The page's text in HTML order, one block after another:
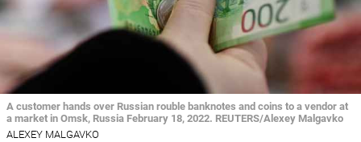
A customer hands over Russian rouble banknotes and coins to a vendor at
a market in Omsk, Russia February 18, 2022. REUTERS/Alexey Malgavko
ALEXEY MALGAVKO